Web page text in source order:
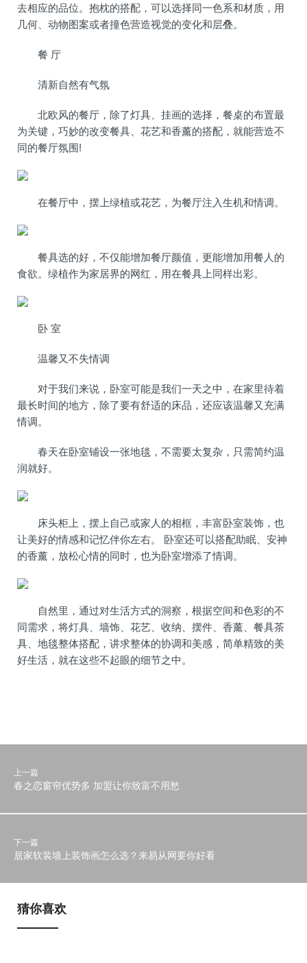
去相应的品位。抱枕的搭配，可以选择同一色系和材质，用
几何、动物图案或者撞色营造视觉的变化和层叠。
餐 厅
清新自然有气氛
北欧风的餐厅，除了灯具、挂画的选择，餐桌的布置最
为关键，巧妙的改变餐具、花艺和香薰的搭配，就能营造不
同的餐厅氛围!
在餐厅中，摆上绿植或花艺，为餐厅注入生机和情调。
餐具选的好，不仅能增加餐厅颜值，更能增加用餐人的
食欲。绿植作为家居界的网红，用在餐具上同样出彩。
卧 室
温馨又不失情调
对于我们来说，卧室可能是我们一天之中，在家里待着
最长时间的地方，除了要有舒适的床品，还应该温馨又充满
情调。
春天在卧室铺设一张地毯，不需要太复杂，只需简约温
润就好。
床头柜上，摆上自己或家人的相框，丰富卧室装饰，也
让美好的情感和记忆伴你左右。 卧室还可以搭配助眠、安神
的香薰，放松心情的同时，也为卧室增添了情调。
自然里，通过对生活方式的洞察，根据空间和色彩的不
同需求，将灯具、墙饰、花艺、收纳、摆件、香薰、餐具茶
具、地毯整体搭配，讲求整体的协调和美感，简单精致的美
好生活，就在这些不起眼的细节之中。
上一篇
春之恋窗帘优势多 加盟让你致富不用愁
下一篇
居家软装墙上装饰画怎么选？来易从网要你好看
猜你喜欢